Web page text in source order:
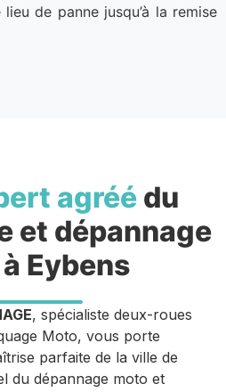
de panne jusqu’à la remise
agréé du
et dépannage
Eybens
, spécialiste deux-roues
Moto, vous porte
parfaite de la ville de
du dépannage moto et